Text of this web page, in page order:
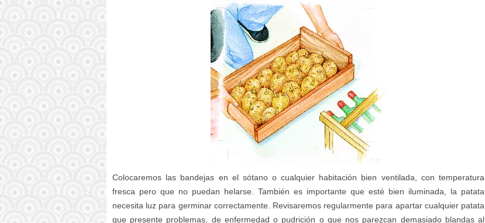
Colocaremos las bandejas en el sótano o cualquier habitación bien ventilada, con temperatura
fresca pero que no puedan helarse. También es importante que esté bien iluminada, la patata
necesita luz para germinar correctamente. Revisaremos regularmente para apartar cualquier patata
que presente problemas, de enfermedad o pudrición o que nos parezcan demasiado blandas al